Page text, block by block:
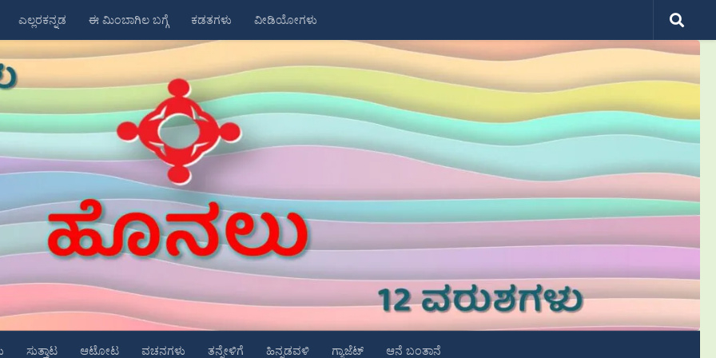
ಎಲ್ಲರಕನ್ನಡ ಈ ಮಿಂಬಾಗಿಲ ಬಗ್ಗೆ ಕಡತಗಳು ವೀಡಿಯೋಗಳು
ಸುತ್ತಾಟ ಆಟೋಟ ವಚನಗಳು ತನ್ನೇಳಿಗೆ ಹಿನ್ನಡವಳಿ ಗ್ಯಾಜೆಟ್ ಆನೆ ಬಂತಾನೆ